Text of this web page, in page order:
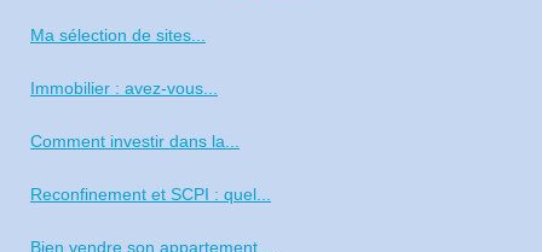
Ma sélection de sites...
Immobilier : avez-vous...
Comment investir dans la...
Reconfinement et SCPI : quel...
Bien vendre son appartement...